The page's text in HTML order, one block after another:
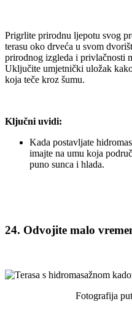
Prigrlite prirodnu ljepotu svog
terasu oko drveća u svom
prirodnog izgleda i privlačnosti
Uključite umjetnički uložak
koja teče kroz šumu.
Ključni uvidi:
Kada postavljate
imajte na umu koja
puno sunca i hlada.
24. Odvojite malo
Fotografija